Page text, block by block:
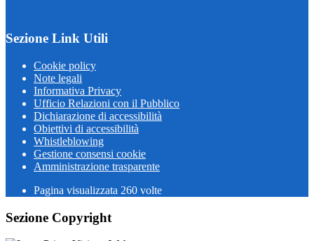
Sezione Link Utili
Cookie policy
Note legali
Informativa Privacy
Ufficio Relazioni con il Pubblico
Dichiarazione di accessibilità
Obiettivi di accessibilità
Whistleblowing
Gestione consensi cookie
Amministrazione trasparente
Pagina visualizzata 260 volte
Sezione Copyright